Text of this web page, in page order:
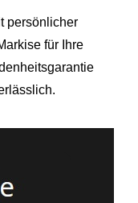
persönlicher
für Ihre